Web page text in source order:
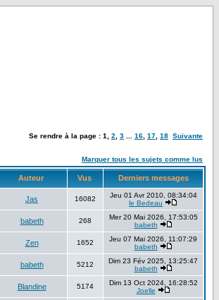
Se rendre à la page : 1 2 3 16 17 18 Suivante
Marquer tous les sujets comme lus
Auteur Vus Derniers messages
Jas 16082
Jeu 01 Avr 2010, 08:34:04
le Bedeau
babeth 268
Mer 20 Mai 2026, 17:53:05
babeth
Zen 1652
Jeu 07 Mai 2026, 11:07:29
babeth
babeth 5212
Dim 23 Fév 2025, 13:25:47
babeth
Blandine 5174
Dim 13 Oct 2024, 16:28:52
Joelle